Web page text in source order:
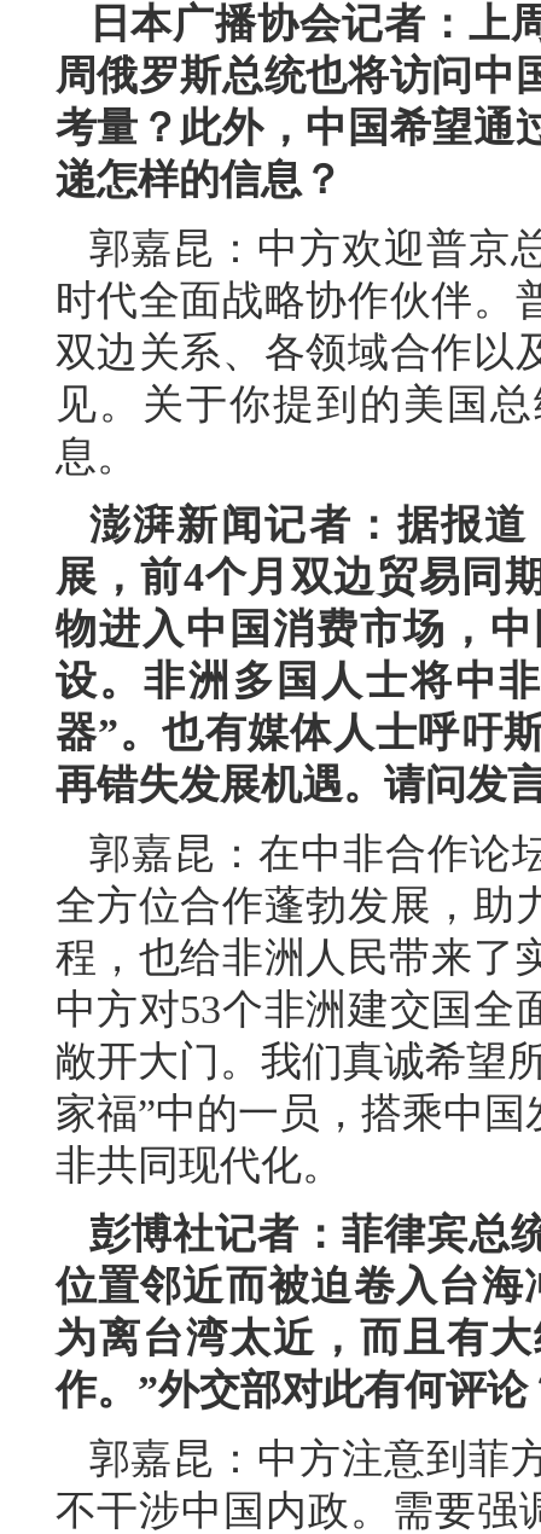
日本广播协会记者：上
周俄罗斯总统也将访问中
考量？此外，中国希望通
递怎样的信息？
郭嘉昆：中方欢迎普京
时代全面战略协作伙伴。
双边关系、各领域合作以
见。关于你提到的美国
息。
澎湃新闻记者：据报
展，前4个月双边贸易同
物进入中国消费市场，
设。非洲多国人士将中
器”。也有媒体人士呼吁
再错失发展机遇。请问发
郭嘉昆：在中非合作论
全方位合作蓬勃发展，助
程，也给非洲人民带来了
中方对53个非洲建交国全
敞开大门。我们真诚希望
家福”中的一员，搭乘中
非共同现代化。
彭博社记者：菲律宾总
位置邻近而被迫卷入台
为离台湾太近，而且有
作。”外交部对此有何评论
郭嘉昆：中方注意到菲
不干涉中国内政。需要强